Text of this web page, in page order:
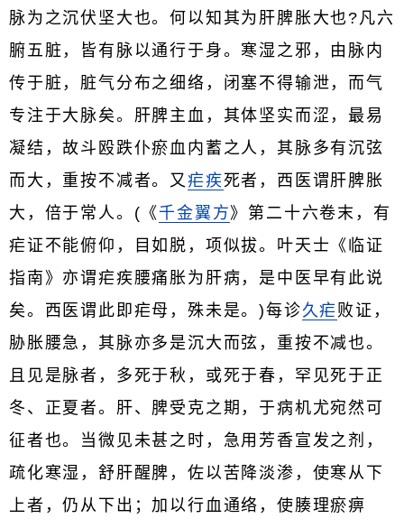
脉为之沉伏坚大也。何以知其为肝脾胀大也?凡六
腑五脏，皆有脉以通行于身。寒湿之邪，由脉内
传于脏，脏气分布之细络，闭塞不得输泄，而气
专注于大脉矣。肝脾主血，其体坚实而涩，最易
凝结，故斗殴跌仆瘀血内蓄之人，其脉多有沉弦
而大，重按不减者。又疟疾死者，西医谓肝脾胀
大，倍于常人。(《 千金翼方》第二十六卷末，有
疟证不能俯仰，目如脱，项似拔。叶天士《临证
指南》亦谓疟疾腰痛胀为肝病，是中医早有此说
矣。西医谓此即疟母，殊未是。)每诊久疟败证，
胁胀腰急，其脉亦多是沉大而弦，重按不减也。
且见是脉者，多死于秋，或死于春，罕见死于正
冬、正夏者。肝、脾受克之期，于病机尤宛然可
征者也。当微见未甚之时，急用芳香宣发之剂，
疏化寒湿，舒肝醒脾，佐以苦降淡渗，使寒从下
上者，仍从下出；加以行血通络，使腠理瘀痹